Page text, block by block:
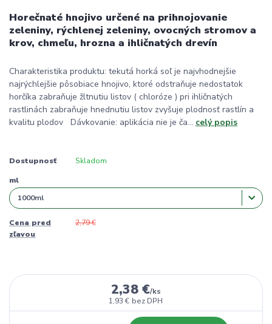
Horečnaté hnojivo určené na prihnojovanie
zeleniny, rýchlenej zeleniny, ovocných stromov a
krov, chmeľu, hrozna a ihličnatých drevín
Charakteristika produktu: tekutá horká soľ je najvhodnejšie
najrýchlejšie pôsobiace hnojivo, ktoré odstraňuje nedostatok
horčíka zabraňuje žltnutiu listov ( chloróze ) pri ihličnatých
rastlinách zabraňuje hnednutiu listov zvyšuje plodnosť rastlín a
kvalitu plodov Dávkovanie: aplikácia nie je ča... celý popis
Dostupnosť Skladom
ml
Cena pred
zľavou
2,79 €
2,38 €/ks
1,93 € bez DPH